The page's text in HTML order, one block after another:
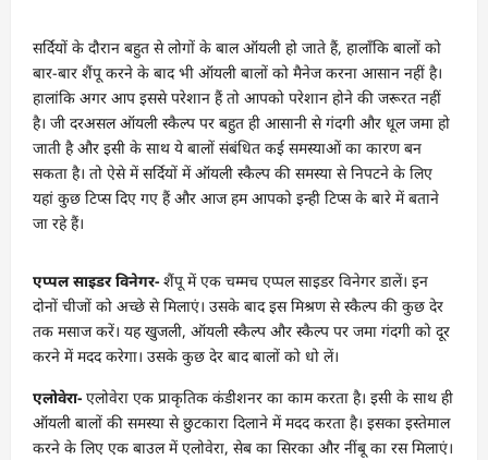
सर्दियों के दौरान बहुत से लोगों के बाल ऑयली हो जाते हैं, हालाँकि बालों को
बार-बार शैंपू करने के बाद भी ऑयली बालों को मैनेज करना आसान नहीं है।
हालांकि अगर आप इससे परेशान हैं तो आपको परेशान होने की जरूरत नहीं
है। जी दरअसल ऑयली स्कैल्प पर बहुत ही आसानी से गंदगी और धूल जमा हो
जाती है और इसी के साथ ये बालों संबंधित कई समस्याओं का कारण बन
सकता है। तो ऐसे में सर्दियों में ऑयली स्कैल्प की समस्या से निपटने के लिए
यहां कुछ टिप्स दिए गए हैं और आज हम आपको इन्ही टिप्स के बारे में बताने
जा रहे हैं।
एप्पल साइडर विनेगर- शैंपू में एक चम्मच एप्पल साइडर विनेगर डालें। इन
दोनों चीजों को अच्छे से मिलाएं। उसके बाद इस मिश्रण से स्कैल्प की कुछ देर
तक मसाज करें। यह खुजली, ऑयली स्कैल्प और स्कैल्प पर जमा गंदगी को दूर
करने में मदद करेगा। उसके कुछ देर बाद बालों को धो लें।
एलोवेरा- एलोवेरा एक प्राकृतिक कंडीशनर का काम करता है। इसी के साथ ही
ऑयली बालों की समस्या से छुटकारा दिलाने में मदद करता है। इसका इस्तेमाल
करने के लिए एक बाउल में एलोवेरा, सेब का सिरका और नींबू का रस मिलाएं।